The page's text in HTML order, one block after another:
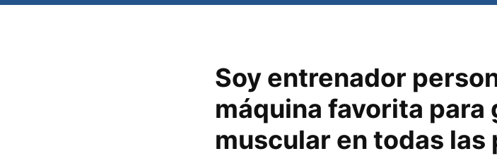
Soy entrenador
máquina favorita para
muscular en todas